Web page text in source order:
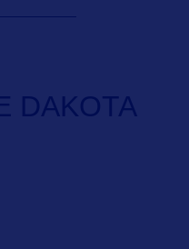
DAKOTA